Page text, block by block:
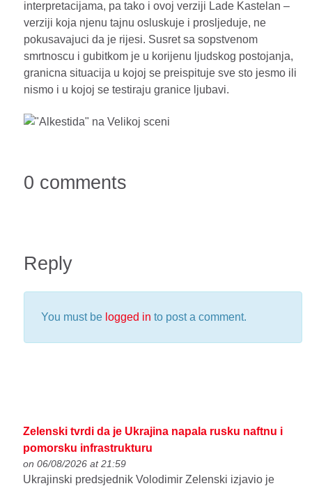
interpretacijama, pa tako i ovoj verziji Lade Kastelan –
verziji koja njenu tajnu osluskuje i prosljeduje, ne
pokusavajuci da je rijesi. Susret sa sopstvenom
smrtnoscu i gubitkom je u korijenu ljudskog postojanja,
granicna situacija u kojoj se preispituje sve sto jesmo ili
nismo i u kojoj se testiraju granice ljubavi.
0 comments
Reply
You must be logged in to post a comment.
Zelenski tvrdi da je Ukrajina napala rusku naftnu i
pomorsku infrastrukturu
on 06/08/2026 at 21:59
Ukrajinski predsjednik Volodimir Zelenski izjavio je